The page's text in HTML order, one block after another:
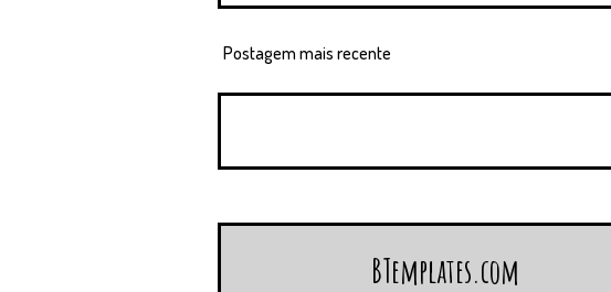
Postagem mais recente
BTemplates.com